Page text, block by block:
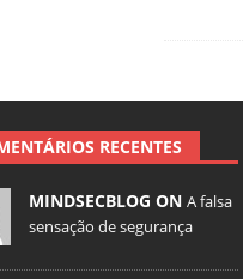
RECENTES
MINDSECBLOG ON A falsa
sensação de segurança